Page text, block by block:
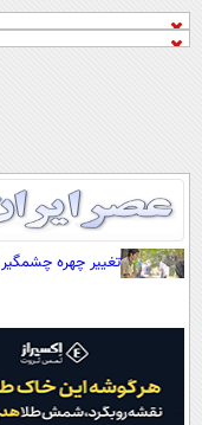
تغییر چهره